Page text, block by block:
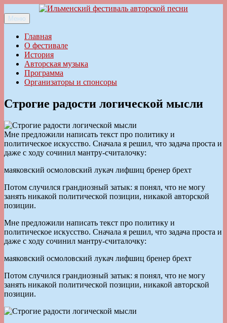
к
содержимому
Ильменский фестиваль авторской песни
Меню
Главная
О фестивале
История
Авторская музыка
Программа
Организаторы и спонсоры
Строгие радости логической мысли
Мне предложили написать текст про политику и
политическое искусство. Сначала я решил, что задача проста и
даже с ходу сочинил мантру-считалочку:
маяковский осмоловский лукач лифшиц бренер брехт
Потом случился грандиозный затык: я понял, что не могу
занять никакой политической позиции, никакой авторской
позиции.
Мне предложили написать текст про политику и
политическое искусство. Сначала я решил, что задача проста и
даже с ходу сочинил мантру-считалочку:
маяковский осмоловский лукач лифшиц бренер брехт
Потом случился грандиозный затык: я понял, что не могу
занять никакой политической позиции, никакой авторской
позиции.